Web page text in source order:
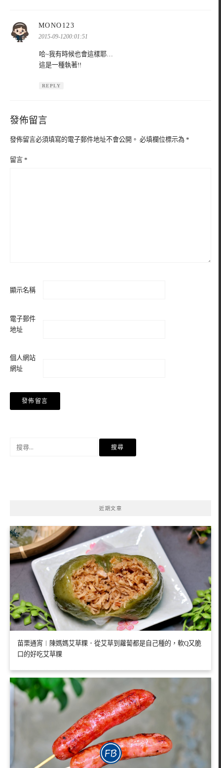
MONO123
示:
2015-09-1200:01:51
哈~我有時候也會這樣耶…
這是一種執著!!
REPLY
發佈留言
發佈留言必須填寫的電子郵件地址不會公開。 必填欄位標示為 *
留言 *
顯示名稱
電子郵件
地址
個人網站
網址
近期文章
苗栗通宵︱陳媽媽艾草粿．從艾草到蘿蔔都是自己種的，軟Q又脆
口的好吃艾草粿